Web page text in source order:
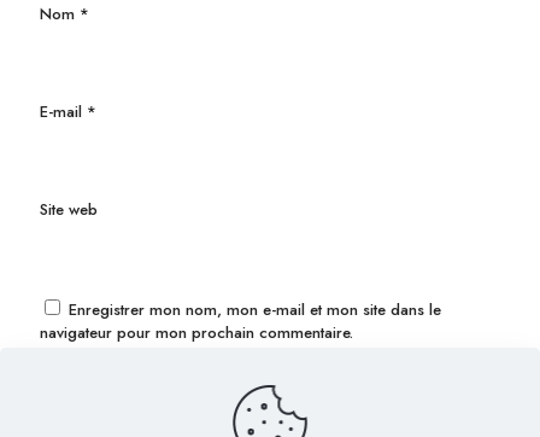
Nom *
E-mail *
Site web
Enregistrer mon nom, mon e-mail et mon site dans le
navigateur pour mon prochain commentaire.